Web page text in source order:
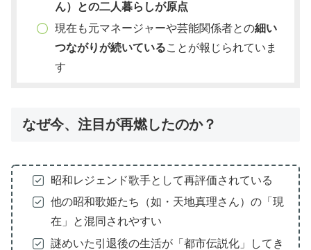
ん）との二人暮らしが原点
現在も元マネージャーや芸能関係者との細い
つながりが続いていることが報じられていま
す
なぜ今、注目が再燃したのか？
昭和レジェンド歌手として再評価されている
他の昭和歌姫たち（如・天地真理さん）の「現
在」と混同されやすい
謎めいた引退後の生活が「都市伝説化」してき